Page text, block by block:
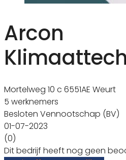
Arcon
Mortelweg 10 c 6551AE Weurt
5 werknemers
Besloten Vennootschap (BV)
01-07-2023
(0)
Dit bedrijf heeft nog geen